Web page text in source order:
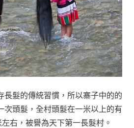
長髮的傳統習慣，所以寨子中的的
次頭髮，全村頭髮在一米以上的有
右，被譽為天下第一長髮村。